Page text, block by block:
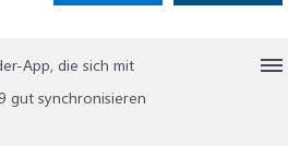
App, die sich mit
gut synchronisieren